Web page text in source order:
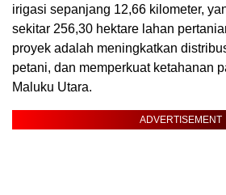
irigasi sepanjang 12,66 kilometer,
sekitar 256,30 hektare lahan
proyek adalah meningkatkan
petani, dan memperkuat ketahanan
Maluku Utara.
ADVERTISEMENT